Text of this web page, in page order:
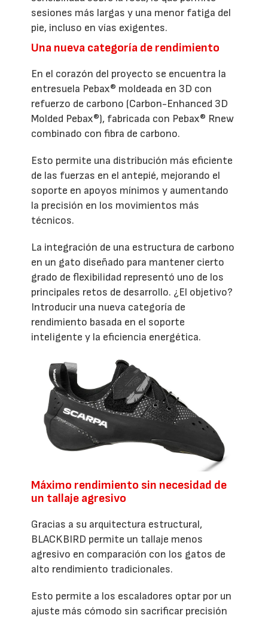
sesiones más largas y una menor fatiga del
pie, incluso en vías exigentes.
Una nueva categoría de rendimiento
En el corazón del proyecto se encuentra la
entresuela Pebax® moldeada en 3D con
refuerzo de carbono (Carbon-Enhanced 3D
Molded Pebax®), fabricada con Pebax® Rnew
combinado con fibra de carbono.
Esto permite una distribución más eficiente
de las fuerzas en el antepié, mejorando el
soporte en apoyos mínimos y aumentando
la precisión en los movimientos más
técnicos.
La integración de una estructura de carbono
en un gato diseñado para mantener cierto
grado de flexibilidad representó uno de los
principales retos de desarrollo. ¿El objetivo?
Introducir una nueva categoría de
rendimiento basada en el soporte
inteligente y la eficiencia energética.
Máximo rendimiento sin necesidad de
un tallaje agresivo
Gracias a su arquitectura estructural,
BLACKBIRD permite un tallaje menos
agresivo en comparación con los gatos de
alto rendimiento tradicionales.
Esto permite a los escaladores optar por un
ajuste más cómodo sin sacrificar precisión